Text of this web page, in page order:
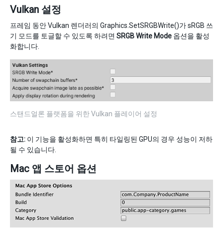
Vulkan 설정
프레임 동안 Vulkan 렌더러의 Graphics.SetSRGBWrite()가 sRGB 쓰
기 모드를 토글할 수 있도록 하려면 SRGB Write Mode 옵션을 활성
화합니다.
스탠드얼론 플랫폼을 위한 Vulkan 플레이어 설정
참고: 이 기능을 활성화하면 특히 타일링된 GPU의 경우 성능이 저하
될 수 있습니다.
Mac 앱 스토어 옵션